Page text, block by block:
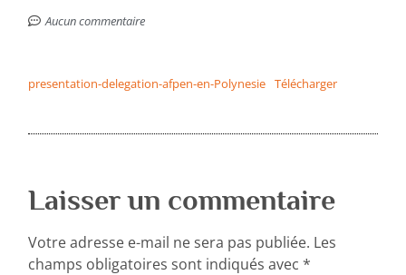
Aucun commentaire
presentation-delegation-afpen-en-Polynesie Télécharger
Laisser un commentaire
Votre adresse e-mail ne sera pas publiée. Les
champs obligatoires sont indiqués avec*